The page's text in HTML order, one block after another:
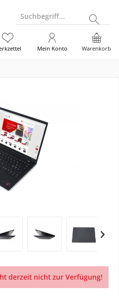
Suchbegriff...
Warenkorb
Mein Konto
derzeit nicht zur Verfügung!